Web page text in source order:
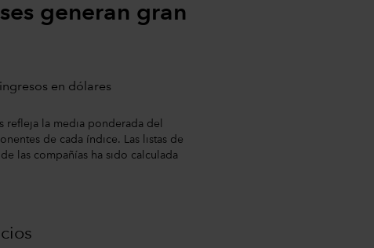
generan gran
refleja la media ponderada del
de cada índice. Las listas de
las compañías ha sido calculada